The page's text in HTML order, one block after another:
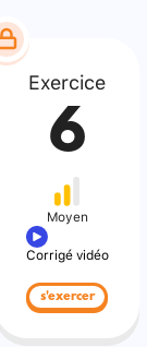
Exercice
6
Moyen
Corrigé vidéo
s'exercer